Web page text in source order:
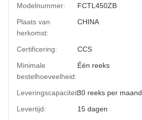
Modelnummer:
FCTL450ZB
Plaats van
herkomst:
CHINA
Certificering:
CCS
Minimale
bestelhoeveelheid:
Één reeks
Leveringscapaciteit:30 reeks per maand
Levertijd:
15 dagen